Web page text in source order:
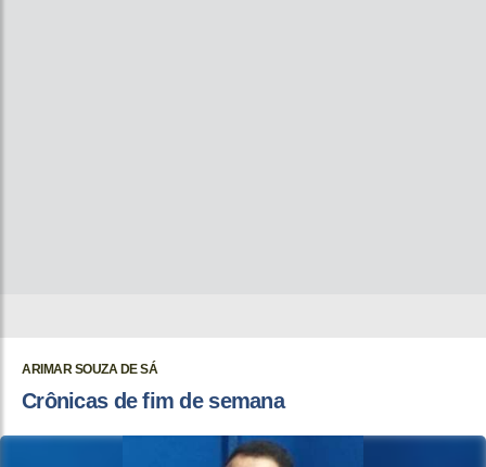
ARIMAR SOUZA DE SÁ
Crônicas de fim de semana